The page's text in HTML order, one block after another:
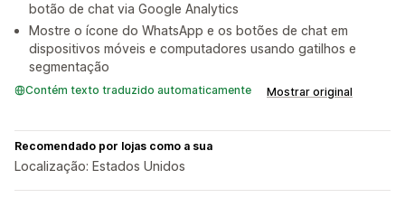
botão de chat via Google Analytics
Mostre o ícone do WhatsApp e os botões de chat em
dispositivos móveis e computadores usando gatilhos e
segmentação
Contém texto traduzido automaticamente Mostrar original
Recomendado por lojas como a sua
Localização: Estados Unidos